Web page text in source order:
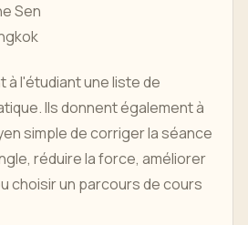
Sen
à l'étudiant une liste de
Ils donnent également à
simple de corriger la séance
réduire la force, améliorer
choisir un parcours de cours